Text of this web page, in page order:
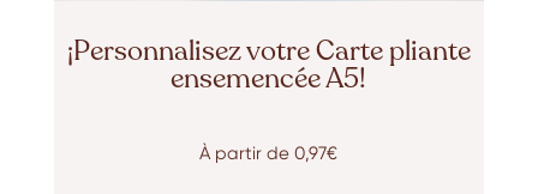
¡Personnalisez votre Carte pliante
ensemencée A5!
À partir de0,97€